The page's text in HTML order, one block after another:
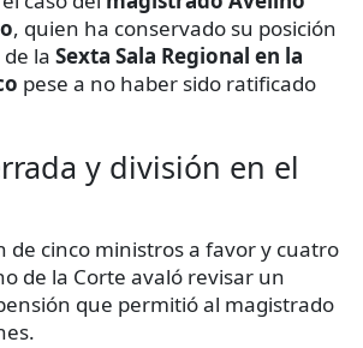
, quien ha conservado su posición
la Sexta Sala Regional en la
pese a no haber sido ratificado
y división en el
de cinco ministros a favor y cuatro
de la Corte avaló revisar un
que permitió al magistrado